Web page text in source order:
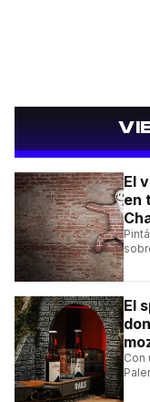
El
en
El
Con